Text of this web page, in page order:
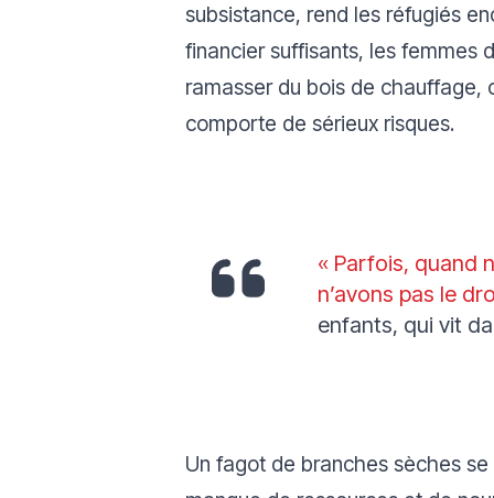
subsistance, rend les réfugiés
financier suffisants, les femmes
ramasser du bois de chauffage,
comporte de sérieux risques.
« Parfois, quand
n’avons pas le
enfants, qui vit
Un fagot de branches sèches